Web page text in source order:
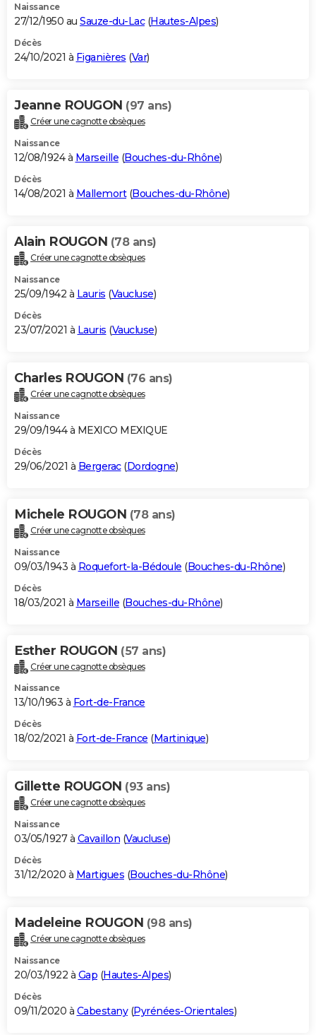
Naissance
27/12/1950 au Sauze-du-Lac(Hautes-Alpes)
Décès
24/10/2021 à Figanières (Var)
Jeanne ROUGON (97 ans)
Créer une cagnotte obsèques
Naissance
12/08/1924 à Marseille (Bouches-du-Rhône)
Décès
14/08/2021 à Mallemort(Bouches-du-Rhône)
Alain ROUGON (78 ans)
Créer une cagnotte obsèques
Naissance
25/09/1942 à Lauris (Vaucluse)
Décès
23/07/2021 à Lauris (Vaucluse)
Charles ROUGON (76 ans)
Créer une cagnotte obsèques
Naissance
29/09/1944 à MEXICO MEXIQUE
Décès
29/06/2021 à Bergerac(Dordogne)
Michele ROUGON (78 ans)
Créer une cagnotte obsèques
Naissance
09/03/1943 à Roquefort-la-Bédoule (Bouches-du-Rhône)
Décès
18/03/2021 à Marseille (Bouches-du-Rhône)
Esther ROUGON (57 ans)
Créer une cagnotte obsèques
Naissance
13/10/1963 à Fort-de-France
Décès
18/02/2021 à Fort-de-France (Martinique)
Gillette ROUGON (93 ans)
Créer une cagnotte obsèques
Naissance
03/05/1927 à Cavaillon (Vaucluse)
Décès
31/12/2020 à Martigues (Bouches-du-Rhône)
Madeleine ROUGON (98 ans)
Créer une cagnotte obsèques
Naissance
20/03/1922 à Gap (Hautes-Alpes)
Décès
09/11/2020 à Cabestany(Pyrénées-Orientales)